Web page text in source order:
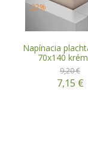
-22%
Napínacia
70x140
9,20 €
7,15 €